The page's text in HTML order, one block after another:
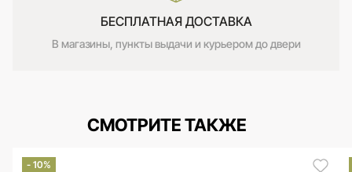
БЕСПЛАТНАЯ ДОСТАВКА
В магазины, пункты выдачи и курьером до двери
СМОТРИТЕ ТАКЖЕ
- 10%